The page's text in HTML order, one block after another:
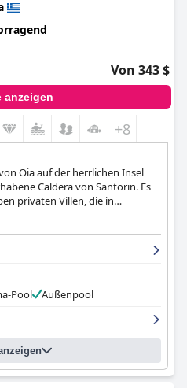
Von 343 $
anzeigen
+8
Oia auf der herrlichen Insel
Caldera von Santorin. Es
privaten Villen, die in
Pool
Außenpool